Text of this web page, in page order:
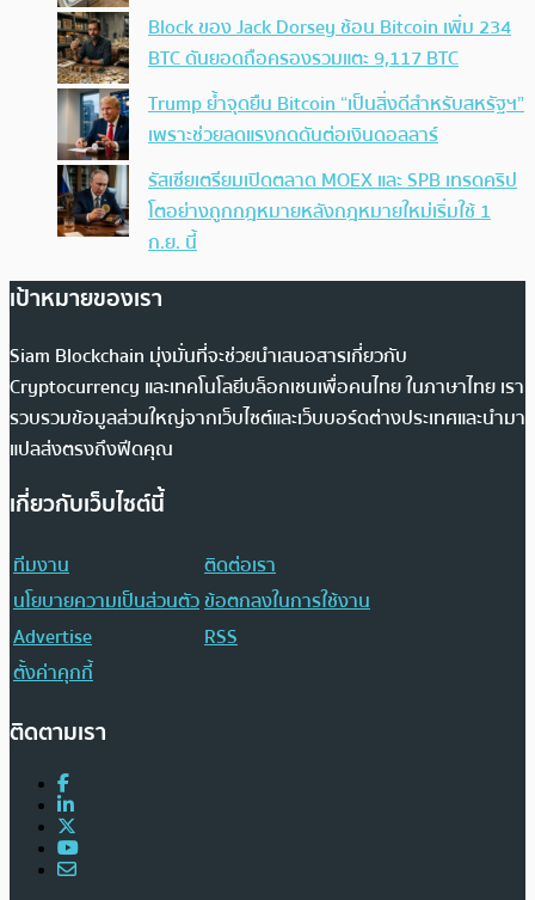
Block ของ Jack Dorsey ช้อน Bitcoin เพิ่ม 234
BTC ดันยอดถือครองรวมแตะ 9,117 BTC
Trump ย้ำจุดยืน Bitcoin “เป็นสิ่งดีสำหรับสหรัฐฯ”
เพราะช่วยลดแรงกดดันต่อเงินดอลลาร์
รัสเซียเตรียมเปิดตลาด MOEX และ SPB เทรดคริป
โตอย่างถูกกฎหมายหลังกฎหมายใหม่เริ่มใช้ 1
ก.ย. นี้
เป้าหมายของเรา
Siam Blockchain มุ่งมั่นที่จะช่วยนำเสนอสารเกี่ยวกับ
Cryptocurrency และเทคโนโลยีบล็อกเชนเพื่อคนไทย ในภาษาไทย เรา
รวบรวมข้อมูลส่วนใหญ่จากเว็บไซต์และเว็บบอร์ดต่างประเทศและนำมา
แปลส่งตรงถึงฟีดคุณ
เกี่ยวกับเว็บไซต์นี้
ทีมงาน
ติดต่อเรา
นโยบายความเป็นส่วนตัวข้อตกลงในการใช้งาน
Advertise
RSS
ตั้งค่าคุกกี้
ติดตามเรา